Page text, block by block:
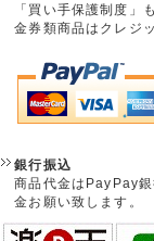
「買い手保護制度」
金券類商品はクレジ
銀行振込
商品代金はPayPay
金お願い致します。